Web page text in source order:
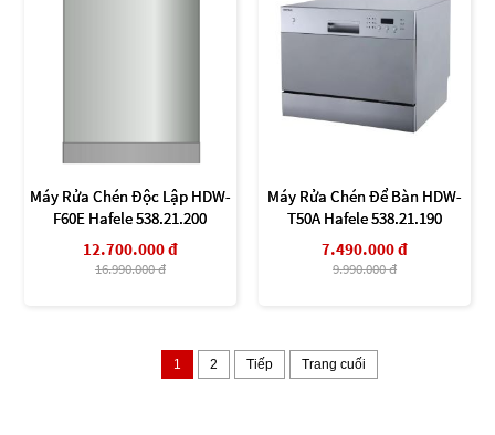
Máy Rửa Chén Độc Lập HDW-
F60E Hafele 538.21.200
12.700.000 đ
16.990.000 đ
Máy Rửa Chén Để Bàn HDW-
T50A Hafele 538.21.190
7.490.000 đ
9.990.000 đ
1 2 Tiếp Trang cuối